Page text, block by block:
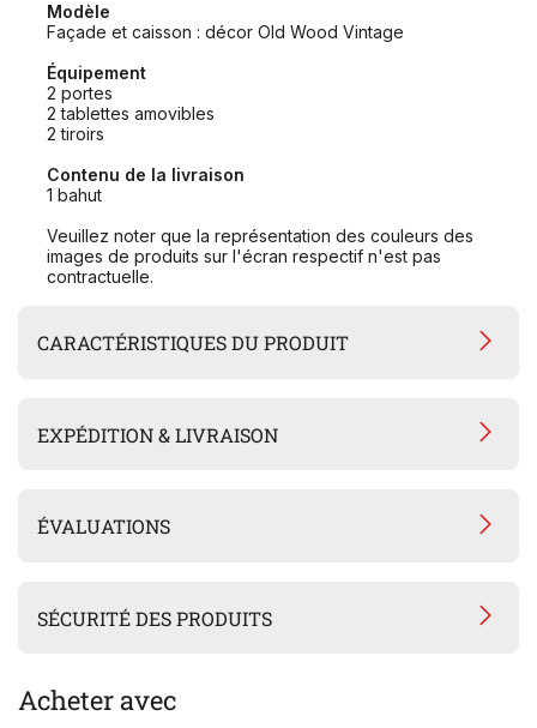
Modèle
Façade et caisson : décor Old Wood Vintage
Équipement
2 portes
2 tablettes amovibles
2 tiroirs
Contenu de la livraison
1 bahut
Veuillez noter que la représentation des couleurs des
images de produits sur l'écran respectif n'est pas
contractuelle.
CARACTÉRISTIQUES DU PRODUIT
EXPÉDITION & LIVRAISON
ÉVALUATIONS
SÉCURITÉ DES PRODUITS
Acheter avec